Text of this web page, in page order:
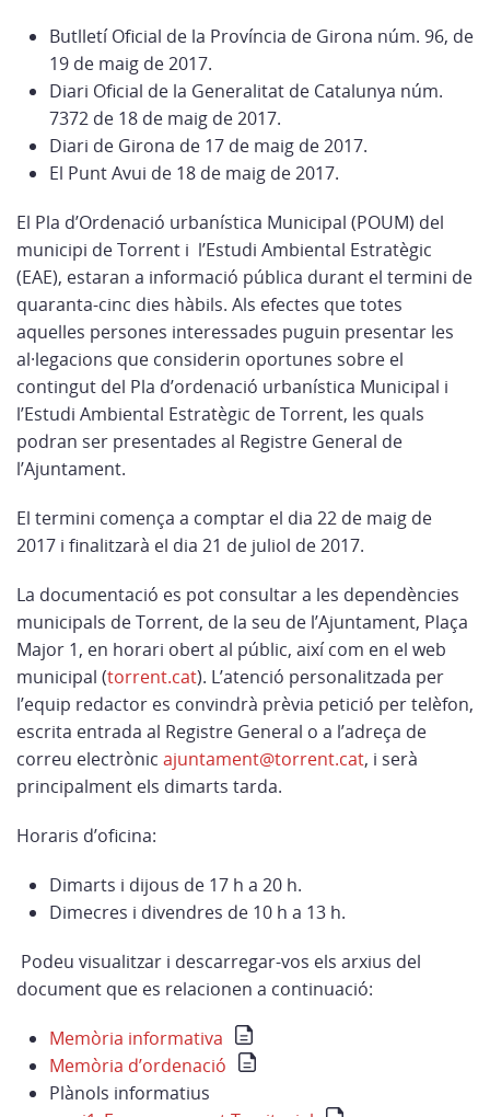
Butlletí Oficial de la Província de Girona núm. 96, de
19 de maig de 2017.
Diari Oficial de la Generalitat de Catalunya núm.
7372 de 18 de maig de 2017.
Diari de Girona de 17 de maig de 2017.
El Punt Avui de 18 de maig de 2017.
El Pla d’Ordenació urbanística Municipal (POUM) del
municipi de Torrent i l’Estudi Ambiental Estratègic
(EAE), estaran a informació pública durant el termini de
quaranta-cinc dies hàbils. Als efectes que totes
aquelles persones interessades puguin presentar les
al·legacions que considerin oportunes sobre el
contingut del Pla d’ordenació urbanística Municipal i
l’Estudi Ambiental Estratègic de Torrent, les quals
podran ser presentades al Registre General de
l’Ajuntament.
El termini comença a comptar el dia 22 de maig de
2017 i finalitzarà el dia 21 de juliol de 2017.
La documentació es pot consultar a les dependències
municipals de Torrent, de la seu de l’Ajuntament, Plaça
Major 1, en horari obert al públic, així com en el web
municipal (torrent.cat). L’atenció personalitzada per
l’equip redactor es convindrà prèvia petició per telèfon,
escrita entrada al Registre General o a l’adreça de
correu electrònic ajuntament@torrent.cat, i serà
principalment els dimarts tarda.
Horaris d’oficina:
Dimarts i dijous de 17 h a 20 h.
Dimecres i divendres de 10 h a 13 h.
Podeu visualitzar i descarregar-vos els arxius del
document que es relacionen a continuació:
Memòria informativa
Memòria d’ordenació
Plànols informatius